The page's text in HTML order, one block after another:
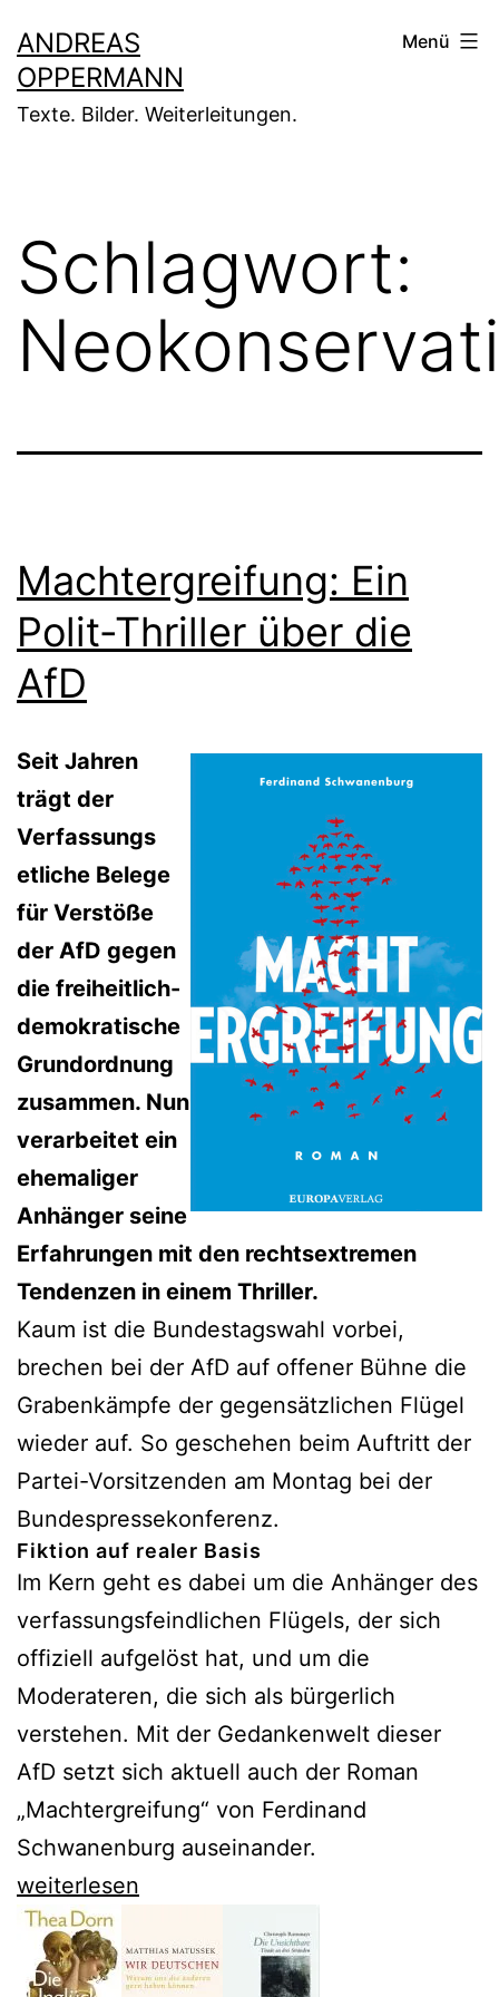
Inhalt
springen
ANDREAS
OPPERMANN
Texte. Bilder. Weiterleitungen.
Menü
Schlagwort:
Machtergreifung: Ein
Polit-Thriller über die
AfD
Seit Jahren
trägt der
Verfassungs
etliche Belege
für Verstöße
der AfD gegen
die freiheitlich-
demokratische
Grundordnung
zusammen. Nun
verarbeitet ein
ehemaliger
Anhänger seine
Erfahrungen mit den rechtsextremen
Tendenzen in einem Thriller.
Kaum ist die Bundestagswahl vorbei,
brechen bei der AfD auf offener Bühne die
Grabenkämpfe der gegensätzlichen Flügel
wieder auf. So geschehen beim Auftritt der
Partei-Vorsitzenden am Montag bei der
Bundespressekonferenz.
Fiktion auf realer Basis
Im Kern geht es dabei um die Anhänger des
verfassungsfeindlichen Flügels, der sich
offiziell aufgelöst hat, und um die
Moderateren, die sich als bürgerlich
verstehen. Mit der Gedankenwelt dieser
AfD setzt sich aktuell auch der Roman
„Machtergreifung“ von Ferdinand
Schwanenburg auseinander.
Machtergreifung:
Ein
Polit-
weiterlesen